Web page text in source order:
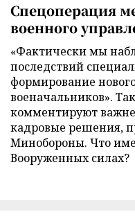
Спецоперация
военного
«Фактически мы
последствий
формирование
военачальников».
комментируют
кадровые решения,
Минобороны. Что
Вооруженных силах?